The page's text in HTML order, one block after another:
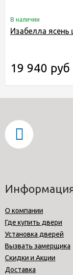
В наличии
Изабелла
19 940 руб
О компании
Где купить двери
Установка дверей
Вызвать замерщика
Скидки и Акции
Доставка